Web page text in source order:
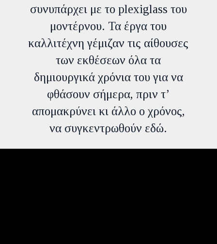
συνυπάρχει με το plexiglass του
μοντέρνου. Τα έργα του
καλλιτέχνη γέμιζαν τις αίθουσες
των εκθέσεων όλα τα
δημιουργικά χρόνια του για να
φθάσουν σήμερα, πριν τ’
απομακρύνει κι άλλο ο χρόνος,
να συγκεντρωθούν εδώ.